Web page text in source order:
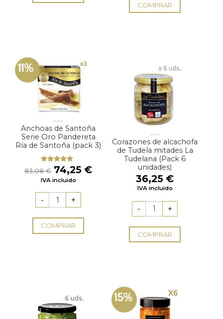
COMPRAR
11%
Anchoas de Santoña
Serie Oro Pandereta
Ría de Santoña (pack 3)
Valorado
con
5.00 de
5
83,08€ El
precio
era:
83,08 €.
74,25 €El
IVA incluido
COMPRAR
Corazones de alcachofa
de Tudela mitades La
Tudelana (Pack 6
unidades)
36,25 €
IVA incluido
COMPRAR
15%